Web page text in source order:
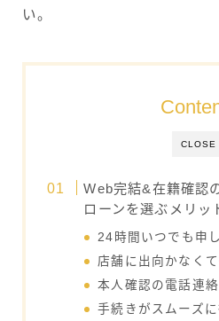
い。
CLOSE
Web完結&在籍確認
ローンを選ぶメリッ
24時間いつでも申
店舗に出向かなく
本人確認の電話連
手続きがスムーズに